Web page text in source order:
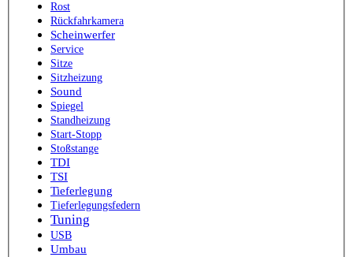
Rost
Rückfahrkamera
Scheinwerfer
Service
Sitze
Sitzheizung
Sound
Spiegel
Standheizung
Start-Stopp
Stoßstange
TDI
TSI
Tieferlegung
Tieferlegungsfedern
Tuning
USB
Umbau